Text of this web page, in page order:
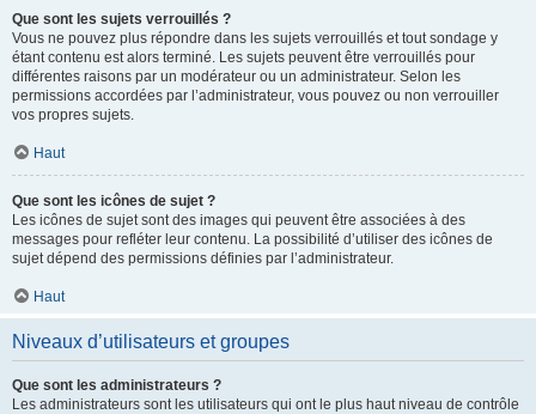
Que sont les sujets verrouillés ?
Vous ne pouvez plus répondre dans les sujets verrouillés et tout sondage y
étant contenu est alors terminé. Les sujets peuvent être verrouillés pour
différentes raisons par un modérateur ou un administrateur. Selon les
permissions accordées par l’administrateur, vous pouvez ou non verrouiller
vos propres sujets.
Haut
Que sont les icônes de sujet ?
Les icônes de sujet sont des images qui peuvent être associées à des
messages pour refléter leur contenu. La possibilité d’utiliser des icônes de
sujet dépend des permissions définies par l’administrateur.
Haut
Niveaux d’utilisateurs et groupes
Que sont les administrateurs ?
Les administrateurs sont les utilisateurs qui ont le plus haut niveau de contrôle